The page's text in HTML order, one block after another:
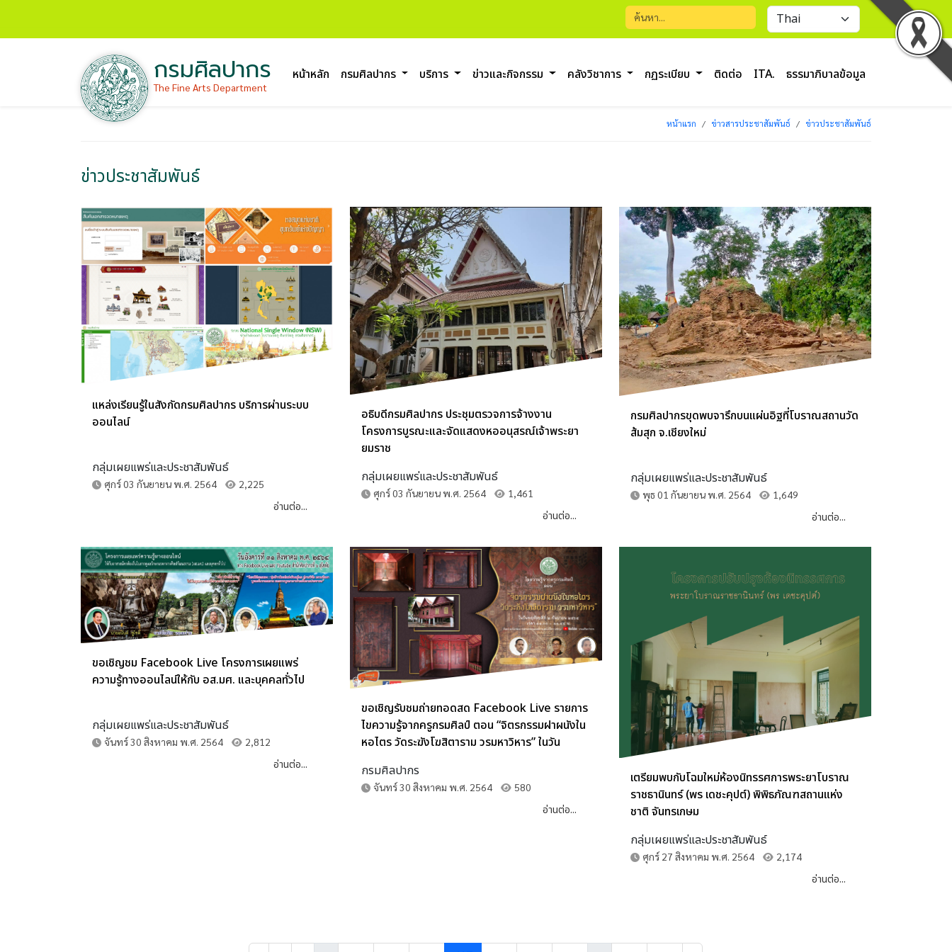
กรมศิลปากร
The Fine Arts Department
หน้าหลัก กรมศิลปากร บริการ ข่าวและกิจกรรม คลังวิชาการ กฏระเบียบ ติดต่อ ITA. ธรรมาภิบาลข้อมูล
หน้าแรก ข่าวสารประชาสัมพันธ์ ข่าวประชาสัมพันธ์
ข่าวประชาสัมพันธ์
แหล่งเรียนรู้ในสังกัดกรมศิลปากร บริการผ่านระบบ
ออนไลน์
กลุ่มเผยแพร่และประชาสัมพันธ์
ศุกร์ 03 กันยายน พ.ศ. 2564 2,225
อ่านต่อ...
อธิบดีกรมศิลปากร ประชุมตรวจการจ้างงาน
โครงการบูรณะและจัดแสดงหออนุสรณ์เจ้าพระยา
ยมราช
กลุ่มเผยแพร่และประชาสัมพันธ์
ศุกร์ 03 กันยายน พ.ศ. 2564 1,461
อ่านต่อ...
กรมศิลปากรขุดพบจารึกบนแผ่นอิฐที่โบราณสถานวัด
ส้มสุก จ.เชียงใหม่
กลุ่มเผยแพร่และประชาสัมพันธ์
พุธ 01 กันยายน พ.ศ. 2564 1,649
อ่านต่อ...
ขอเชิญชม Facebook Live โครงการเผยแพร่
ความรู้ทางออนไลน์ให้กับ อส.มศ. และบุคคลทั่วไป
กลุ่มเผยแพร่และประชาสัมพันธ์
จันทร์ 30 สิงหาคม พ.ศ. 2564 2,812
อ่านต่อ...
ขอเชิญรับชมถ่ายทอดสด Facebook Live รายการ
ไขความรู้จากครูกรมศิลป์ ตอน “จิตรกรรมฝาผนังใน
หอไตร วัดระฆังโฆสิตาราม วรมหาวิหาร” ในวัน
น. ผู้สนใจสามารถติดตามชมได้ทาง Facebook กรม
ศิลปากร
กรมศิลปากร
จันทร์ 30 สิงหาคม พ.ศ. 2564 580
อ่านต่อ...
เตรียมพบกับโฉมใหม่ห้องนิทรรศการพระยาโบราณ
ราชธานินทร์ (พร เดชะคุปต์) พิพิธภัณฑสถานแห่ง
ชาติ จันทรเกษม
กลุ่มเผยแพร่และประชาสัมพันธ์
ศุกร์ 27 สิงหาคม พ.ศ. 2564 2,174
อ่านต่อ...